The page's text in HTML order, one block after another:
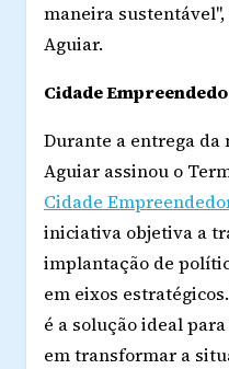
maneira
Aguiar.
Cidade
Durante a entrega da
Aguiar assinou o
Cidade
iniciativa objetiva a
implantação de
em eixos
é a solução ideal
em transformar a